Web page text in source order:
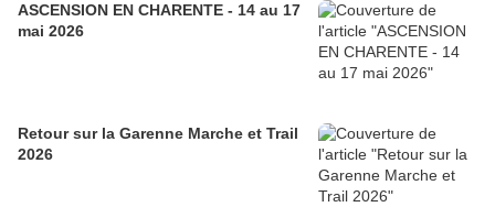
ASCENSION EN CHARENTE - 14 au 17
mai 2026
Retour sur la Garenne Marche et Trail
2026